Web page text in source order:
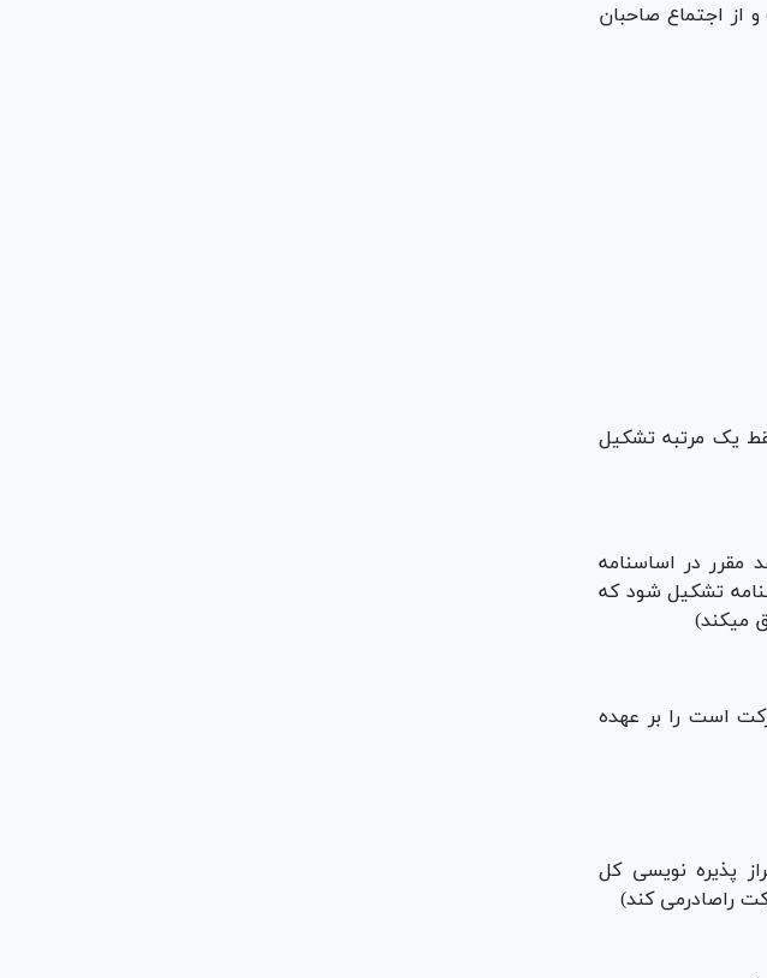
اجتماع صاحبان
یک مرتبه تشکیل
مقرر در اساسنامه
تشکیل شود که
میکند)
است را بر عهده
پذیره نویسی کل
راصادرمی کند)